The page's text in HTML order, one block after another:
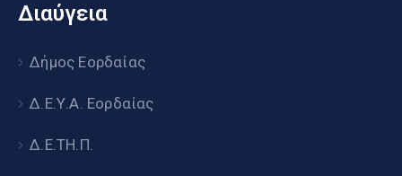
Διαύγεια
Δήμος Εορδαίας
Δ.Ε.Υ.Α. Εορδαίας
Δ.Ε.ΤΗ.Π.